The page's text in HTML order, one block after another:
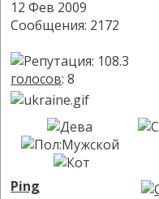
12 Фев 2009
Сообщения: 2172
голосов: 8
Ping